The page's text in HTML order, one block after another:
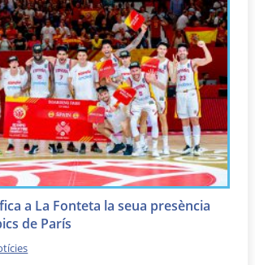
a La Fonteta la seua presència
de París